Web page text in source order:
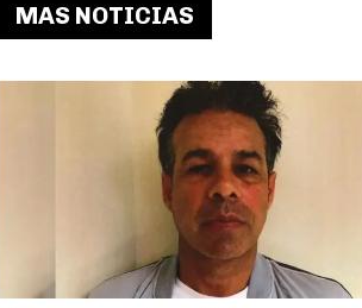
MAS NOTICIAS